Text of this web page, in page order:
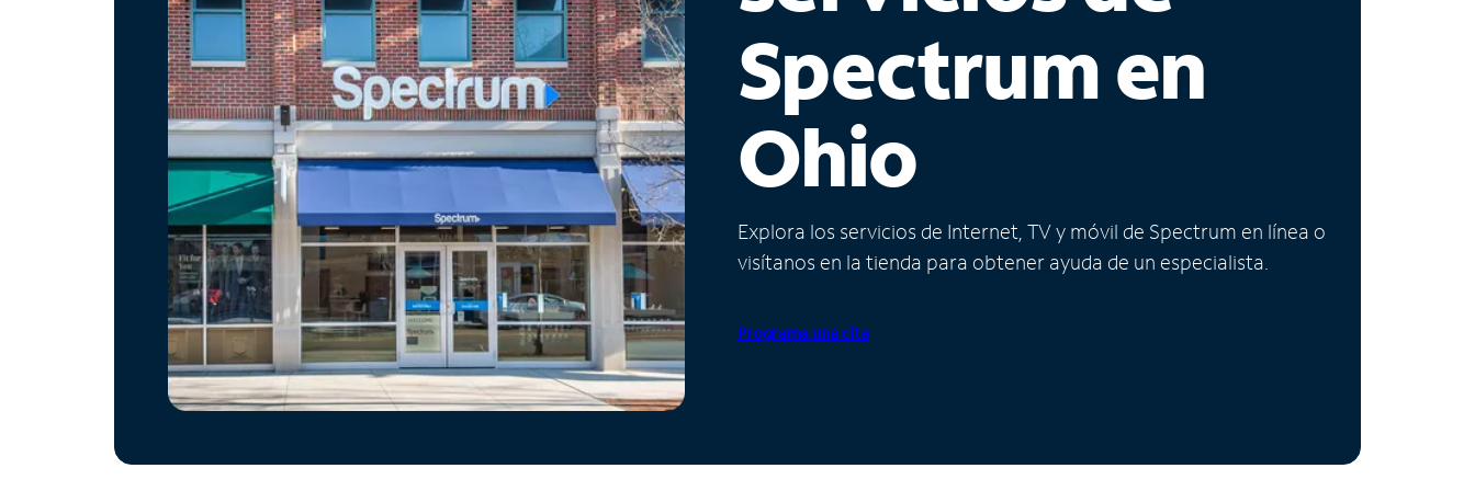
Spectrum en
Ohio
Explora los servicios de Internet, TV y móvil de Spectrum en línea o
visítanos en la tienda para obtener ayuda de un especialista.
Programa una cita